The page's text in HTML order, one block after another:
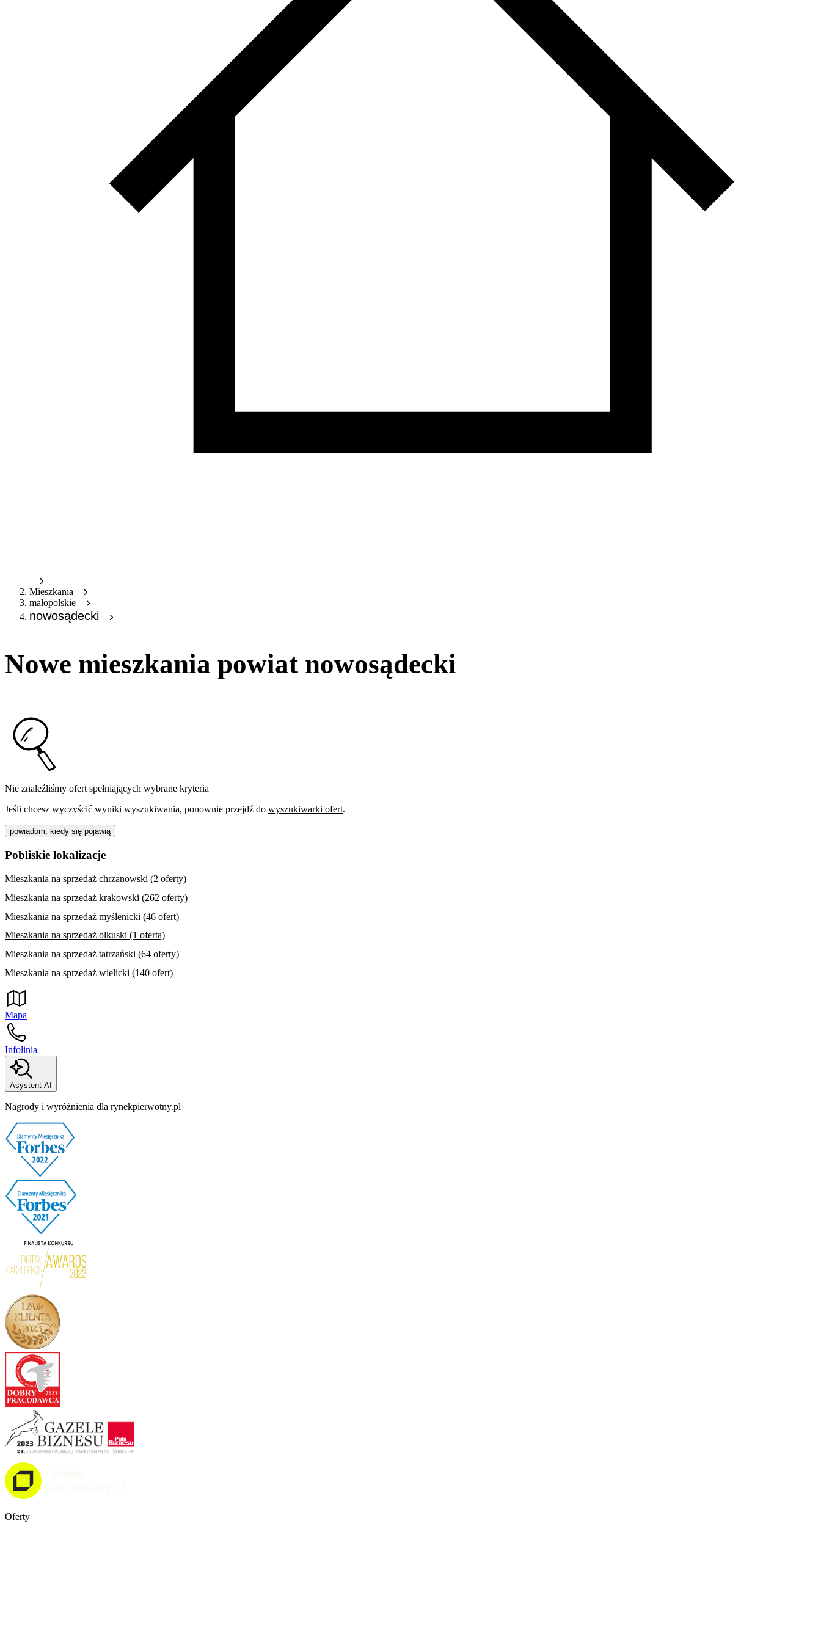
Mieszkania
małopolskie
nowosądecki
Nowe mieszkania powiat nowosądecki
Nie znaleźliśmy ofert spełniających wybrane kryteria
Jeśli chcesz wyczyścić wyniki wyszukiwania, ponownie przejdź do wyszukiwarki ofert.
powiadom, kiedy się pojawią
Pobliskie lokalizacje
Mieszkania na sprzedaż chrzanowski (2 oferty)
Mieszkania na sprzedaż krakowski (262 oferty)
Mieszkania na sprzedaż myślenicki (46 ofert)
Mieszkania na sprzedaż olkuski (1 oferta)
Mieszkania na sprzedaż tatrzański (64 oferty)
Mieszkania na sprzedaż wielicki (140 ofert)
Mapa
Infolinia
Asystent AI
Nagrody i wyróżnienia dla rynekpierwotny.pl
Oferty